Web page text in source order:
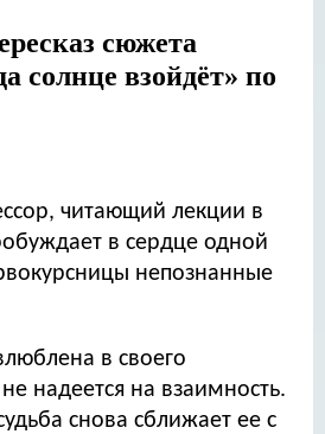
сюжета
солнце взойдёт» по
читающий лекции в
в сердце одной
непознанные
в своего
надеется на взаимность.
снова сближает ее с